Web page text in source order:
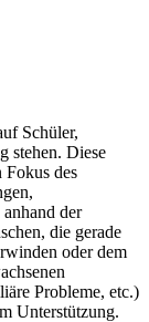
Schüler,
stehen. Diese
Fokus des
der
die gerade
oder dem
Probleme, etc.)
Unterstützung.